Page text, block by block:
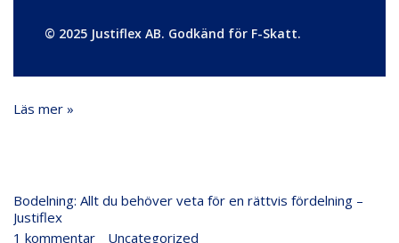
© 2025 Justiflex AB. Godkänd för F-Skatt.
Läs mer »
Bodelning: Allt du behöver veta för en rättvis fördelning –
Justiflex
1 kommentar
Uncategorized
Allt
du